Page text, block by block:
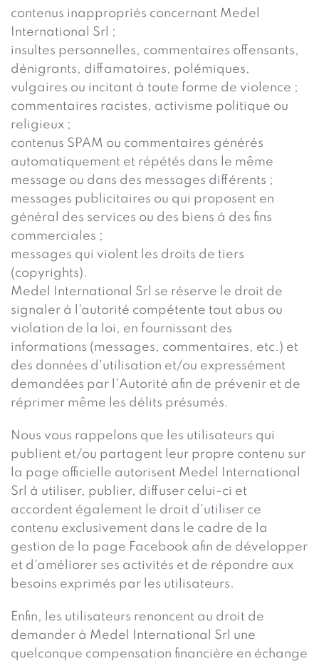
contenus inappropriés concernant Medel
International Srl ;
insultes personnelles, commentaires offensants,
dénigrants, diffamatoires, polémiques,
vulgaires ou incitant à toute forme de violence ;
commentaires racistes, activisme politique ou
religieux ;
contenus SPAM ou commentaires générés
automatiquement et répétés dans le même
message ou dans des messages différents ;
messages publicitaires ou qui proposent en
général des services ou des biens à des fins
commerciales ;
messages qui violent les droits de tiers
(copyrights).
Medel International Srl se réserve le droit de
signaler à l'autorité compétente tout abus ou
violation de la loi, en fournissant des
informations (messages, commentaires, etc.) et
des données d'utilisation et/ou expressément
demandées par l'Autorité afin de prévenir et de
réprimer même les délits présumés.
Nous vous rappelons que les utilisateurs qui
publient et/ou partagent leur propre contenu sur
la page officielle autorisent Medel International
Srl à utiliser, publier, diffuser celui-ci et
accordent également le droit d'utiliser ce
contenu exclusivement dans le cadre de la
gestion de la page Facebook afin de développer
et d'améliorer ses activités et de répondre aux
besoins exprimés par les utilisateurs.
Enfin, les utilisateurs renoncent au droit de
demander à Medel International Srl une
quelconque compensation financière en échange